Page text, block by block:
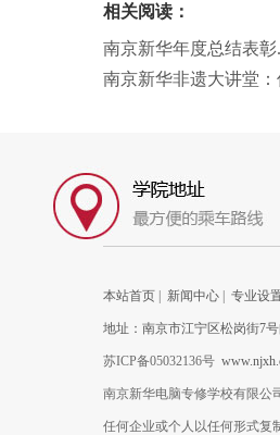
相关阅读：
南京新华年度总结表彰
南京新华非遗大讲堂：
本站首页 新闻中心 专业设
地址：南京市江宁区松岗街7号
苏ICP备05032136号
南京新华电脑专修学校有限公
任何企业或个人以任何形式复